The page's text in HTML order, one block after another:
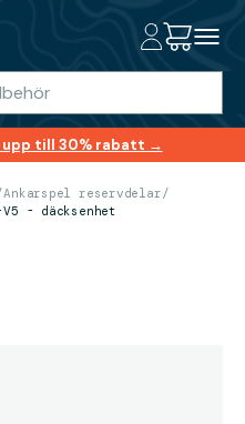
upp till 30% rabatt →
Ankarspel reservdelar/
V5 - däcksenhet